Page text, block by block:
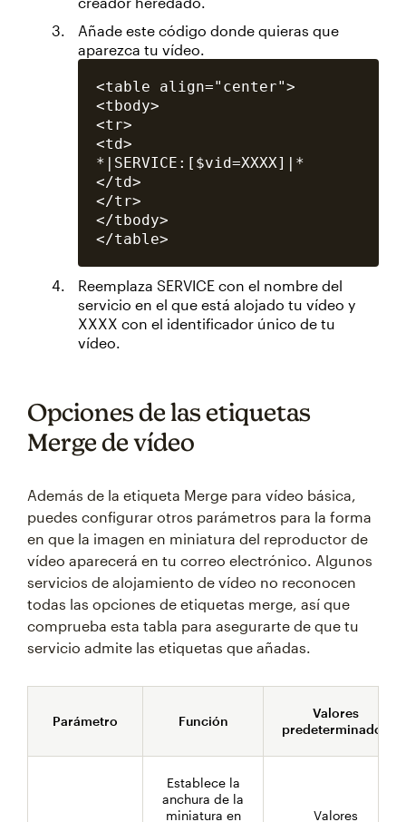
Añade este código donde quieras que
aparezca tu vídeo.
<table align="center">
<tbody>
<tr>
<td>
*|SERVICE:[$vid=XXXX]|*
</td>
</tr>
</tbody>
Reemplaza SERVICE con el nombre del
servicio en el que está alojado tu vídeo y
XXXX con el identificador único de tu
vídeo.
Opciones de las etiquetas
Merge de vídeo
Además de la etiqueta Merge para vídeo básica,
puedes configurar otros parámetros para la forma
en que la imagen en miniatura del reproductor de
vídeo aparecerá en tu correo electrónico. Algunos
servicios de alojamiento de vídeo no reconocen
todas las opciones de etiquetas merge, así que
comprueba esta tabla para asegurarte de que tu
servicio admite las etiquetas que añadas.
Parámetro Función
Valores
predeterminados
Establece la
anchura de la
miniatura en
Valores